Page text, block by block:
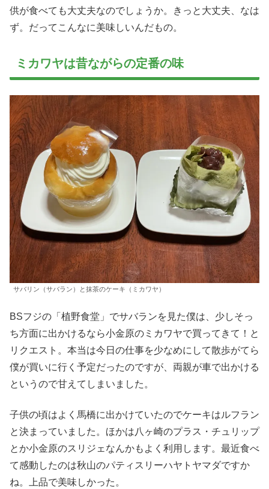
供が食べても大丈夫なのでしょうか。きっと大丈夫、なは
ず。だってこんなに美味しいんだもの。
ミカワヤは昔ながらの定番の味
サバリン（サバラン）と抹茶のケーキ（ミカワヤ）
BSフジの「植野食堂」でサバランを見た僕は、少しそっ
ち方面に出かけるなら小金原のミカワヤで買ってきて！と
リクエスト。本当は今日の仕事を少なめにして散歩がてら
僕が買いに行く予定だったのですが、両親が車で出かける
というので甘えてしまいました。
子供の頃はよく馬橋に出かけていたのでケーキはルフラン
と決まっていました。ほかは八ヶ崎のプラス・チュリップ
とか小金原のスリジェなんかもよく利用します。最近食べ
て感動したのは秋山のパティスリーハヤトヤマダですか
ね。上品で美味しかった。